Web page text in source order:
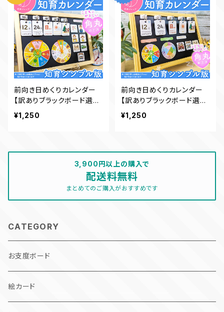
前向き日めくりカレンダー
【訳ありブラックボード選択
可（縦 22.5cm、横 32.5c
m）】
¥1,250
前向き日めくりカレンダー
【訳ありブラックボード選択
可（ 縦 約19.6cm、横 約29.
6cm）】
¥1,250
3,900円以上の購入で
配送料無料
まとめてのご購入がおすすめです
CATEGORY
お支度ボード
絵カード